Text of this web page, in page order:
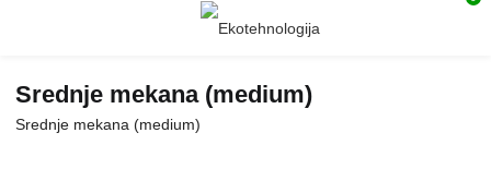
Srednje mekana (medium)
Srednje mekana (medium)